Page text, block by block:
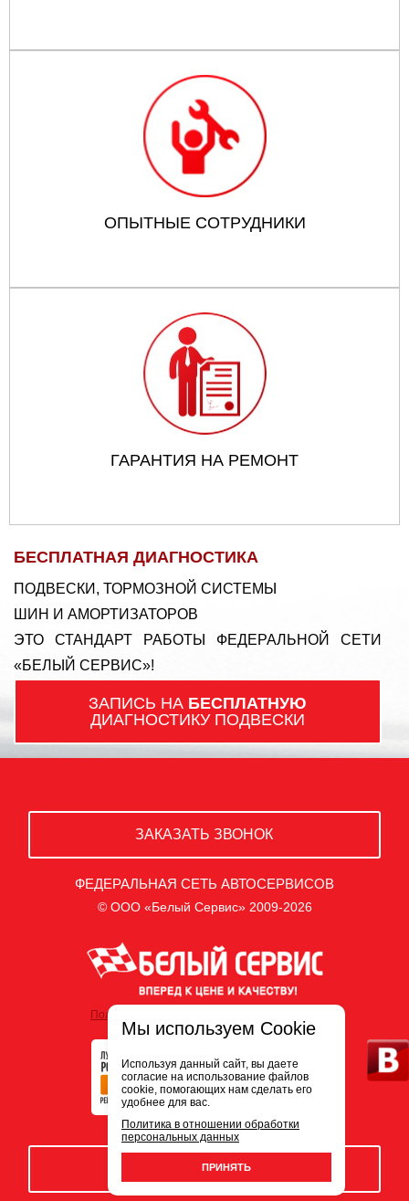
ОПЫТНЫЕ СОТРУДНИКИ
ГАРАНТИЯ НА РЕМОНТ
БЕСПЛАТНАЯ ДИАГНОСТИКА
ПОДВЕСКИ, ТОРМОЗНОЙ СИСТЕМЫ
ШИН И АМОРТИЗАТОРОВ
ЭТО СТАНДАРТ РАБОТЫ ФЕДЕРАЛЬНОЙ СЕТИ
«БЕЛЫЙ СЕРВИС»!
ЗАПИСЬ НА БЕСПЛАТНУЮ
ДИАГНОСТИКУ ПОДВЕСКИ
ЗАКАЗАТЬ ЗВОНОК
ФЕДЕРАЛЬНАЯ СЕТЬ АВТОСЕРВИСОВ
© ООО «Белый Сервис» 2009-2026
Политика обработки персональных данных
ЗАПИСЬ НА СЕРВИС
Мы используем Cookie
Используя данный сайт, вы даете
согласие на использование файлов
cookie, помогающих нам сделать его
удобнее для вас.
Политика в отношении обработки
персональных данных
ПРИНЯТЬ